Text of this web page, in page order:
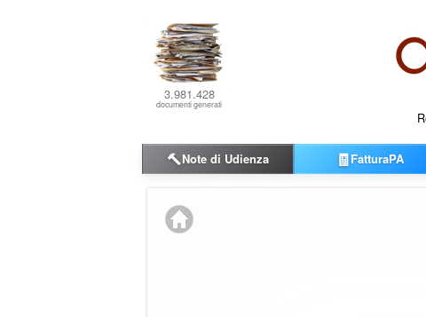
3.981.428
documenti generati
🔨Note di Udienza 🧾FatturaPA